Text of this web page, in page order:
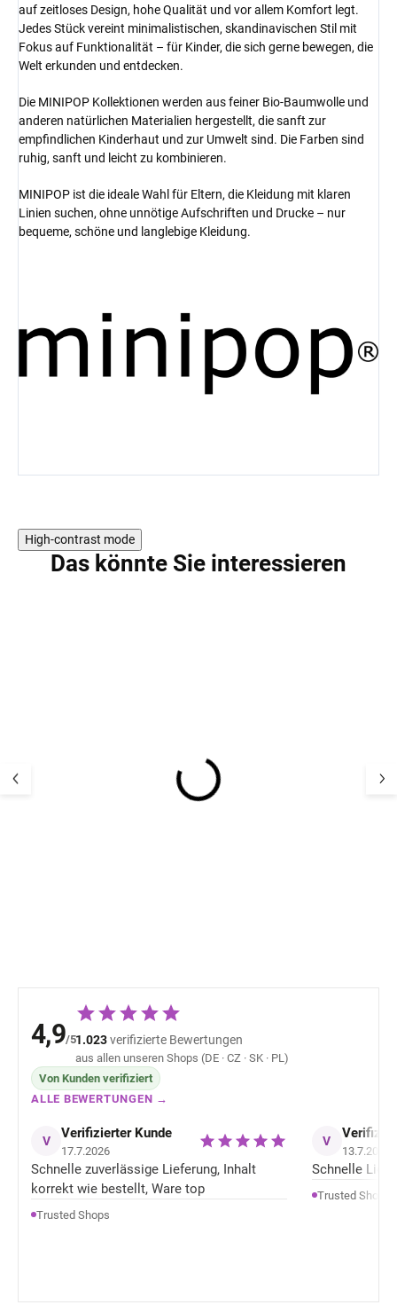
auf zeitloses Design, hohe Qualität und vor allem Komfort legt.
Jedes Stück vereint minimalistischen, skandinavischen Stil mit
Fokus auf Funktionalität – für Kinder, die sich gerne bewegen, die
Welt erkunden und entdecken.
Die MINIPOP Kollektionen werden aus feiner Bio-Baumwolle und
anderen natürlichen Materialien hergestellt, die sanft zur
empfindlichen Kinderhaut und zur Umwelt sind. Die Farben sind
ruhig, sanft und leicht zu kombinieren.
MINIPOP ist die ideale Wahl für Eltern, die Kleidung mit klaren
Linien suchen, ohne unnötige Aufschriften und Drucke – nur
bequeme, schöne und langlebige Kleidung.
High-contrast mode
Das könnte Sie interessieren
4,9/51.023verifizierte Bewertungen
aus allen unseren Shops (DE · CZ · SK · PL)
Von Kunden verifiziert
ALLE BEWERTUNGEN →
V Verifizierter Kunde
17.7.2026
Schnelle zuverlässige Lieferung, Inhalt
korrekt wie bestellt, Ware top
Trusted Shops
V
13.7.2026
Schnelle
Trusted Shops